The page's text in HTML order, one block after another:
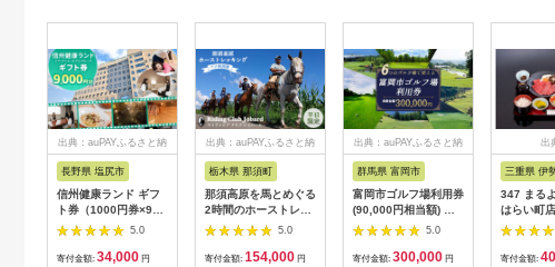
出典：auPAYふるさと納
長野県 塩尻市
信州健康ランド ギフ
ト券（1000円券×9
枚） | 信州健康ランド
サウナ 大浴場 ボディ
ケア リラクゼーショ
5.0
寄付金額: 34,000 円
出典：auPAYふるさと納
栃木県 那須町
那須高原を馬とめぐる
2時間のホーストレッ
キング 外乗ペア利用
券【平日限定】チケッ
ト 利用券 ペア 体験
5.0
寄付金額: 154,000 円
出典：auPAYふるさと納
群馬県 富岡市
富岡市ゴルフ場利用券
(90,000円相当額) ゴ
ルフ チケット 平日 土
日 祝日 プレー券 関東
群馬県 首都圏 F20E-
5.0
寄付金額: 300,000 円
出
三重県 伊
347 まる
はらい町
肉御膳
寄付金額: